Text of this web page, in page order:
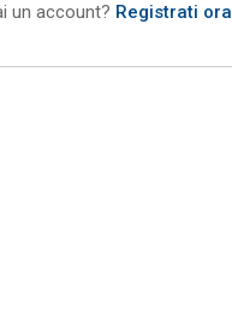
un account? Registrati ora